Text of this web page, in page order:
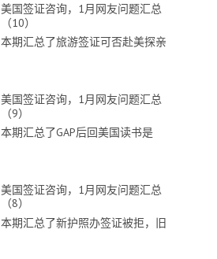
美国签证咨询，1月网友问题汇总
（10）
本期汇总了旅游签证可否赴美探亲
美国签证咨询，1月网友问题汇总
（9）
本期汇总了GAP后回美国读书是
美国签证咨询，1月网友问题汇总
（8）
本期汇总了新护照办签证被拒，旧